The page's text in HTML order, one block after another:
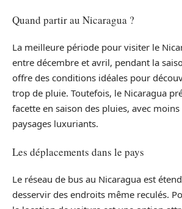
Quand partir au Nicaragua ?
La meilleure période pour visiter le
entre décembre et avril, pendant la
offre des conditions idéales pour
trop de pluie. Toutefois, le Nicaragua
facette en saison des pluies, avec
paysages luxuriants.
Les déplacements dans le pays
Le réseau de bus au Nicaragua est
desservir des endroits même reculés.